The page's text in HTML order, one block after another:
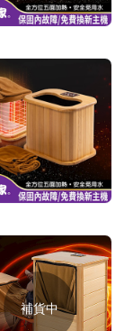
補貨中